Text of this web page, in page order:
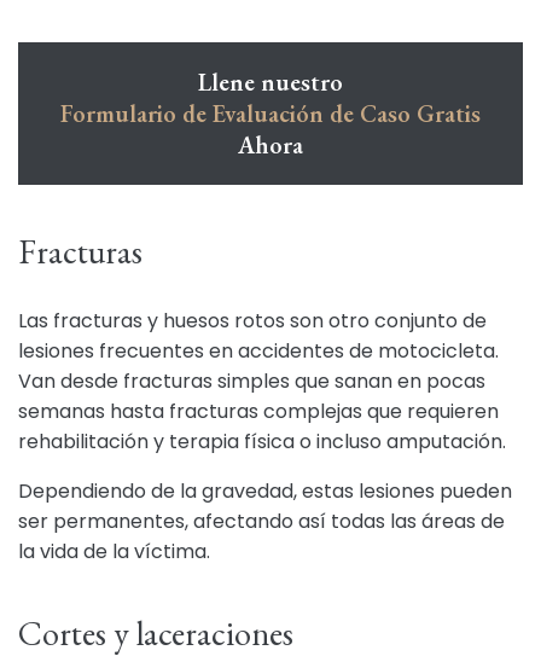
Llene nuestro
Formulario de Evaluación de Caso Gratis
Ahora
Fracturas
Las fracturas y huesos rotos son otro conjunto de
lesiones frecuentes en accidentes de motocicleta.
Van desde fracturas simples que sanan en pocas
semanas hasta fracturas complejas que requieren
rehabilitación y terapia física o incluso amputación.
Dependiendo de la gravedad, estas lesiones pueden
ser permanentes, afectando así todas las áreas de
la vida de la víctima.
Cortes y laceraciones